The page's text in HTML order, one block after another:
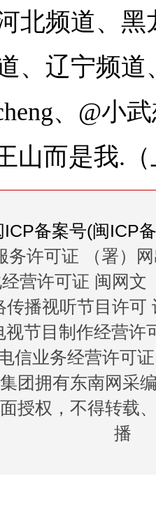
北频道、
、辽宁频
、@小
山而是我.
ICP备案号(闽ICP
务许可证 （署）
营许可证 闽网文
传播视听节目许可
视节目制作经营许
信业务经营许可
团拥有东南网采
授权，不得转载
播